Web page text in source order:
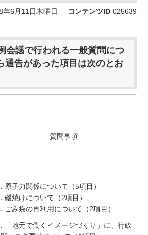
年6月11日木曜日 コンテンツID 025639
会議で行われる一般質問につ
通告があった項目は次のとお
質問事項
原子力関係について（5項目）
磯焼けについて（2項目）
ごみ袋の再利用について（2項目）
「地元で働くイメージづくり」に、行政